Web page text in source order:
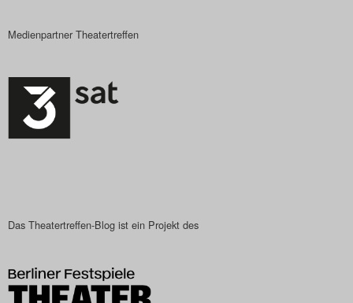
Medienpartner Theatertreffen
Das Theatertreffen-Blog ist ein Projekt des